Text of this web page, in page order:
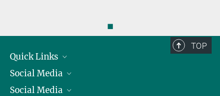
◼
TOP
Quick Links
Präsident
Zahlen und Fakten
Social Media
Bluesky
Social Media